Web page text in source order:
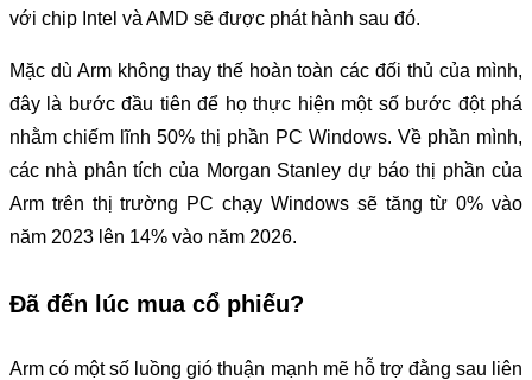
với chip Intel và AMD sẽ được phát hành sau đó.
Mặc dù Arm không thay thế hoàn toàn các đối thủ của mình,
đây là bước đầu tiên để họ thực hiện một số bước đột phá
nhằm chiếm lĩnh 50% thị phần PC Windows. Về phần mình,
các nhà phân tích của Morgan Stanley dự báo thị phần của
Arm trên thị trường PC chạy Windows sẽ tăng từ 0% vào
năm 2023 lên 14% vào năm 2026.
Đã đến lúc mua cổ phiếu?
Arm có một số luồng gió thuận mạnh mẽ hỗ trợ đằng sau liên